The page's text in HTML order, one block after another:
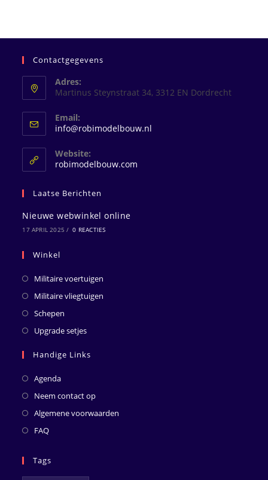
Contactgegevens
Adres:
Martinus Steynstraat 34, 3312 EN Dordrecht
Email:
info@robimodelbouw.nl
Website:
robimodelbouw.com
Laatse Berichten
Nieuwe webwinkel online
17 APRIL 2025 / 0 REACTIES
Winkel
Militaire voertuigen
Militaire vliegtuigen
Schepen
Upgrade setjes
Handige Links
Agenda
Neem contact op
Algemene voorwaarden
FAQ
Tags